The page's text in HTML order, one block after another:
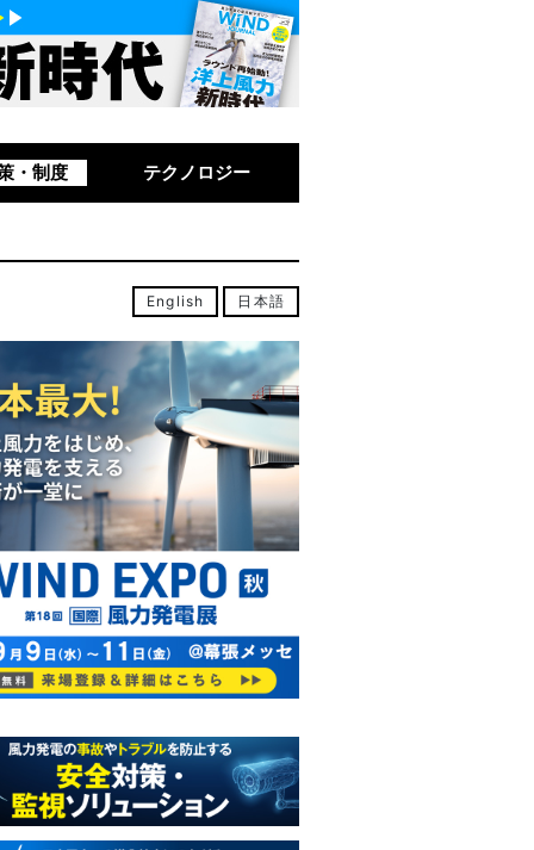
・制度 テクノロジー
English 日本語